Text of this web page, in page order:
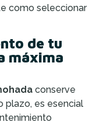
como seleccionar
de tu
máxima
conserve
plazo, es esencial